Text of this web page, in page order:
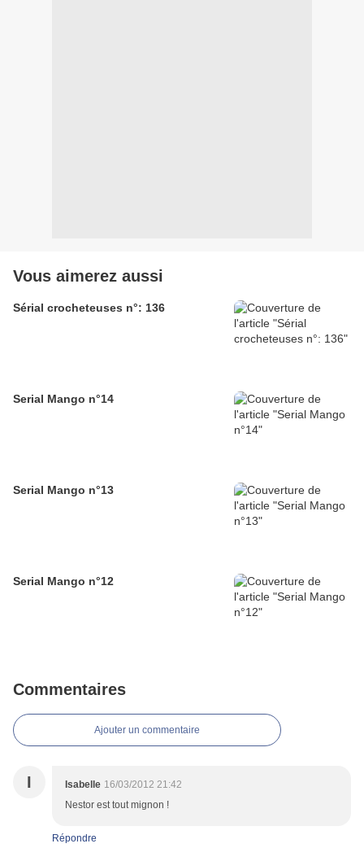
Vous aimerez aussi
Sérial crocheteuses n°: 136
Serial Mango n°14
Serial Mango n°13
Serial Mango n°12
Commentaires
Ajouter un commentaire
I Isabelle 16/03/2012 21:42
Nestor est tout mignon !
Répondre